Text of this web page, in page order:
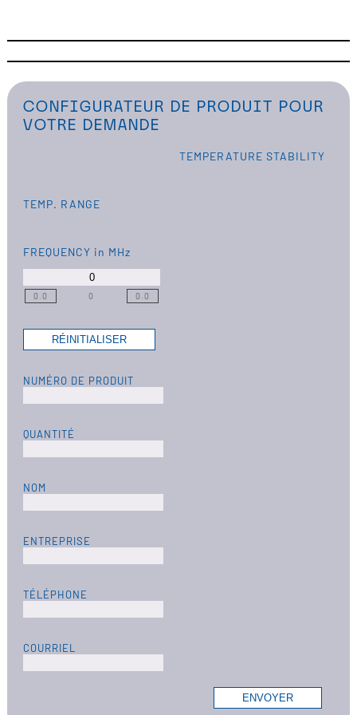
CONFIGURATEUR DE PRODUIT POUR
VOTRE DEMANDE
TEMPERATURE STABILITY
TEMP. RANGE
FREQUENCY in MHz
0.0 0 0.0
NUMÉRO DE PRODUIT
QUANTITÉ
NOM
ENTREPRISE
TÉLÉPHONE
COURRIEL